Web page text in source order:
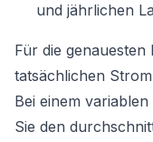
und jährlichen
Für die genauesten
tatsächlichen
Bei einem
Sie den